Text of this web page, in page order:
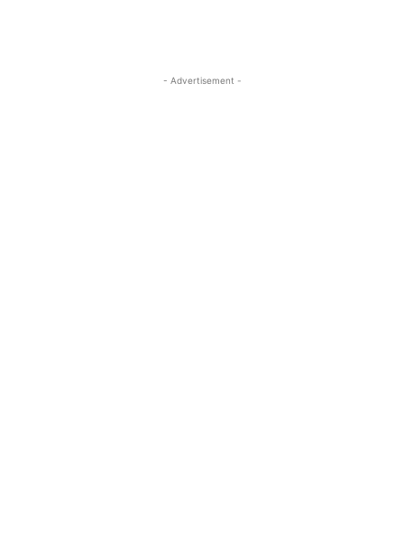
- Advertisement -